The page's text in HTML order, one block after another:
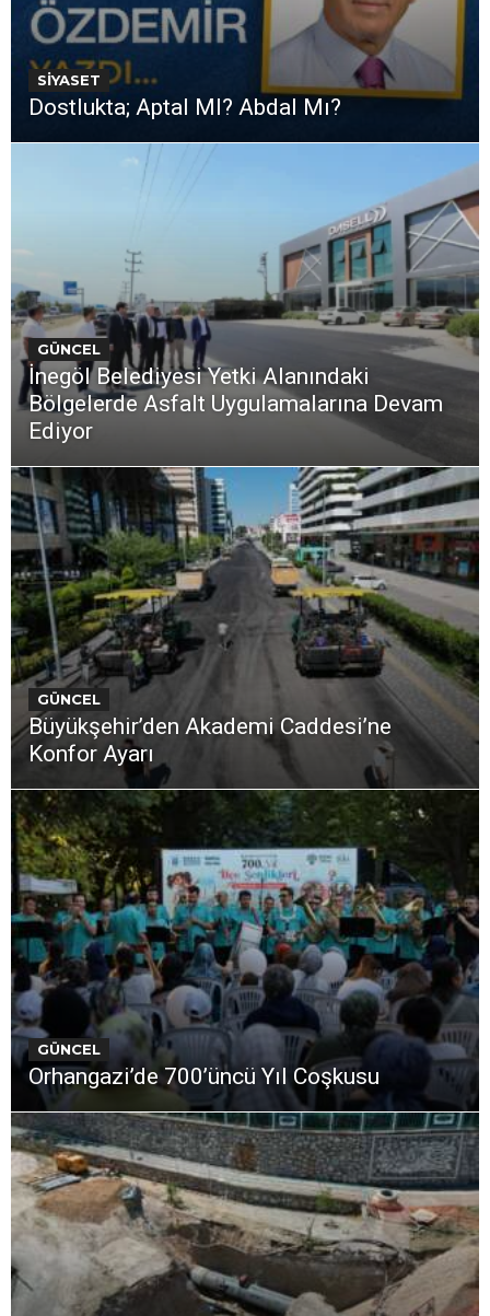
SİYASET
Dostlukta; Aptal MI? Abdal Mı?
GÜNCEL
İnegöl Belediyesi Yetki Alanındaki
Bölgelerde Asfalt Uygulamalarına Devam
Ediyor
GÜNCEL
Büyükşehir’den Akademi Caddesi’ne
Konfor Ayarı
GÜNCEL
Orhangazi’de 700’üncü Yıl Coşkusu